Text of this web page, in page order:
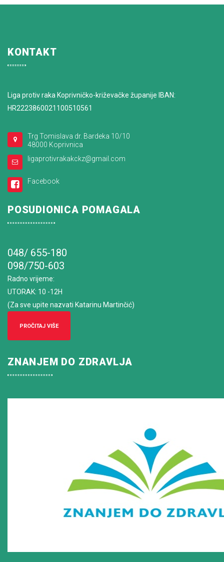
KONTAKT
Liga protiv raka Koprivničko-križevačke županije IBAN:
HR2223860021100510561
Trg Tomislava dr. Bardeka 10/10
48000 Koprivnica
ligaprotivrakakckz@gmail.com
Facebook
POSUDIONICA POMAGALA
048/ 655-180
098/750-603
Radno vrijeme:
UTORAK: 10 -12H
(Za sve upite nazvati Katarinu Martinčić)
PROČITAJ VIŠE
ZNANJEM DO ZDRAVLJA